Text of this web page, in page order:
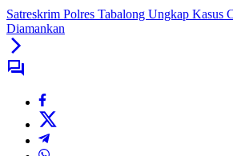
Satreskrim Polres Tabalong Ungkap Kasus
Diamankan